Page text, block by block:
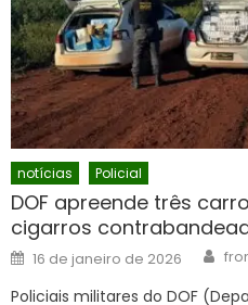
notícias Policial
DOF apreende três
cigarros
Posted
on
16 de janeiro de 2026
Policiais militares do DOF